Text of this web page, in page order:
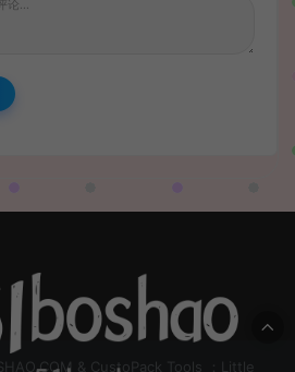
& CustoPack Tools ：Little